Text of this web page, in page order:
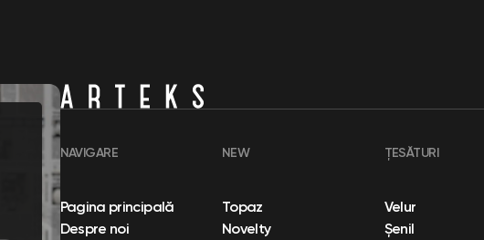
NAVIGARE
Pagina principală
Despre noi
NEW
Topaz
Novelty
ȚESĂTURI
Velur
Șenil